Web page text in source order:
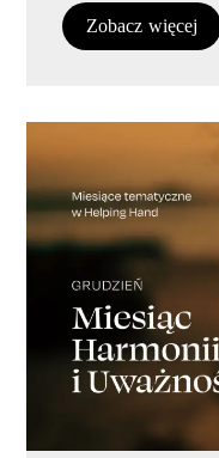
Zobacz więcej